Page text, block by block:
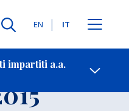
Lingue
EN IT
impartiti a.a.